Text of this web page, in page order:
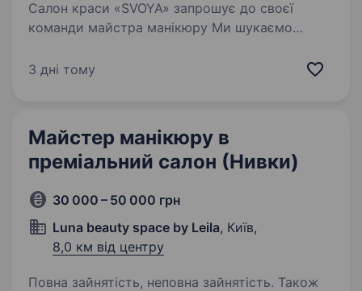
Салон краси «SVOYA» запрошує до своєї
команди майстра манікюру Ми шукаємо
стабільності, професійного розвитку та бажає
3 дні тому
Майстер манікюру в
преміальний салон (Нивки)
30 000 – 50 000 грн
Luna beauty space by Leila, Київ,
8,0 км від центру
Повна зайнятість, неповна зайнятість. Також